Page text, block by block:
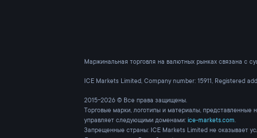
Маржинальная торговля на валютных рынках связана с
ICE Markets Limited, Company number: 15911, Registered
2015-2026 © Все права защищены.
Торговые марки, логотипы и материалы,
управляет следующими доменами: ice-markets.com.
Запрещенные страны: ICE Markets Limited не оказывает